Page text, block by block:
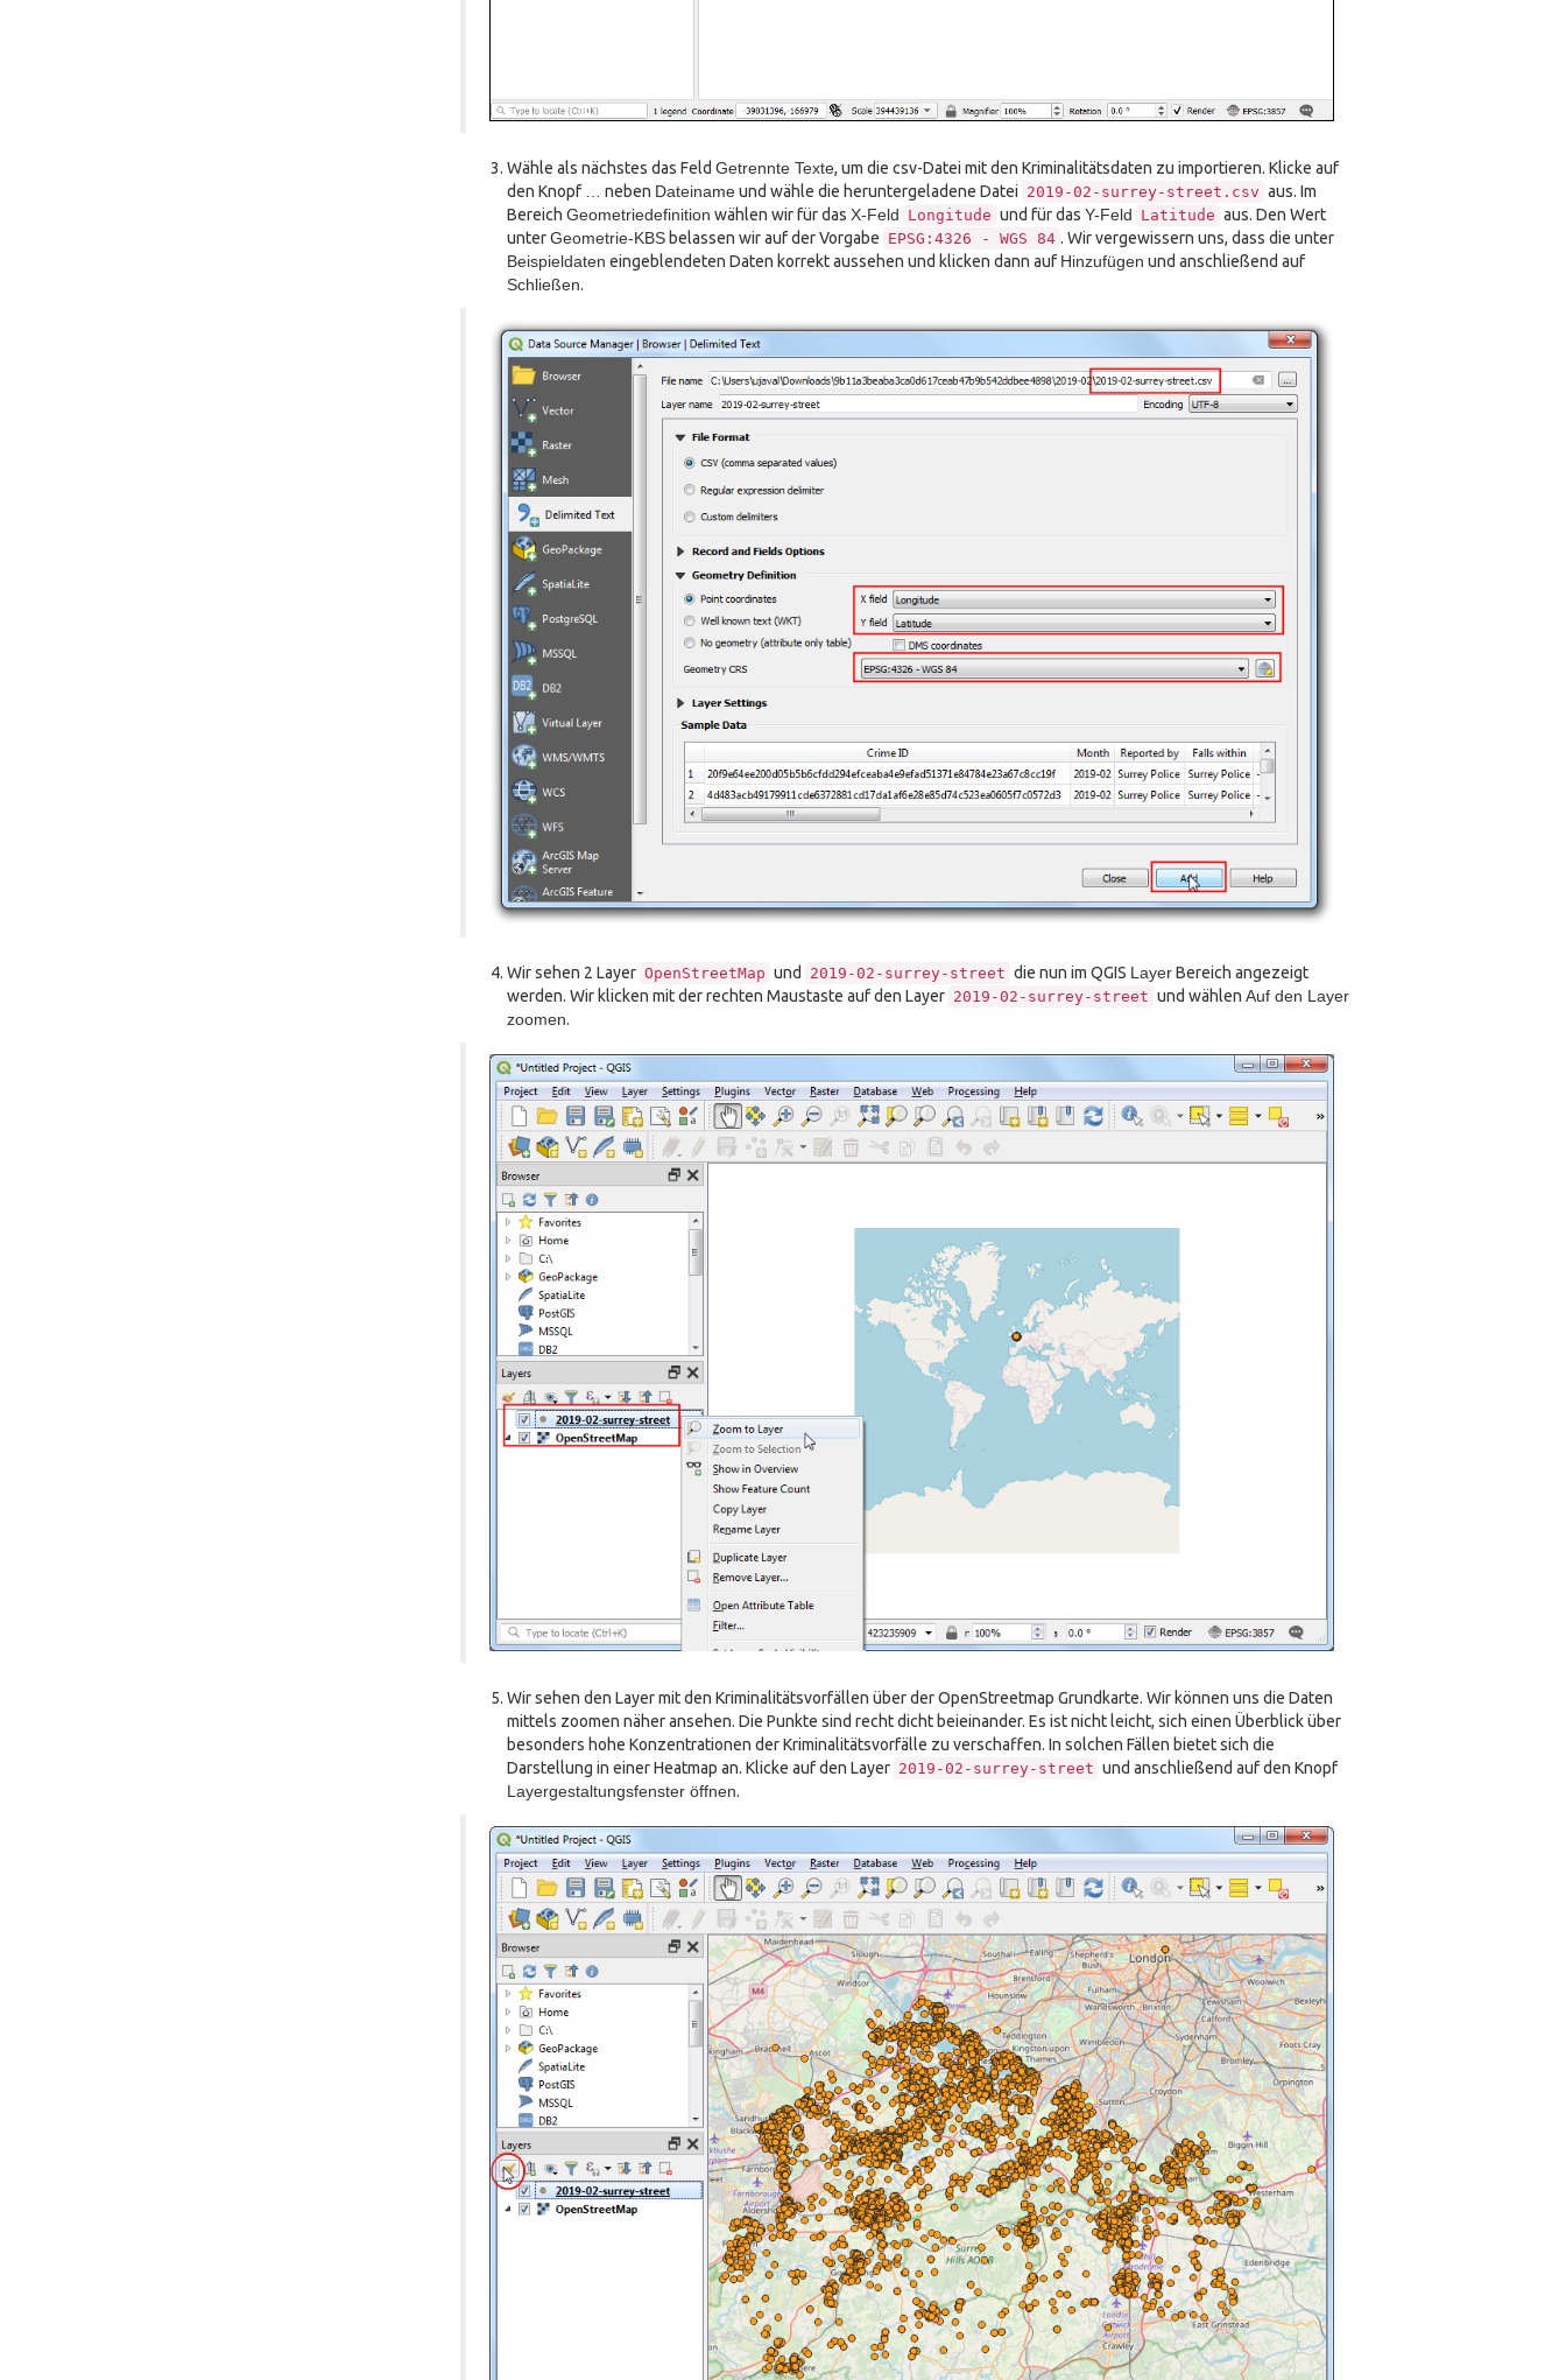
Wähle als nächstes das Feld Getrennte Texte, um die csv-Datei mit den Kriminalitätsdaten zu importieren. Klicke auf
den Knopf
neben Dateinameund wähle die heruntergeladene Datei 2019-02-surrey-street.csv aus. Im
Bereich Geometriedefinition wählen wir für das X-Feld Longitude und für das Y-Feld Latitude aus. Den Wert
unterGeometrie-KBSbelassen wir auf der Vorgabe EPSG:4326 - WGS 84 . Wir vergewissern uns, dass die unter
Beispieldaten eingeblendeten Daten korrekt aussehen und klicken dann auf Hinzufügen und anschließend auf
Schließen.
Wir sehen 2 Layer OpenStreetMap und 2019-02-surrey-street die nun im QGIS LayerBereich angezeigt
werden. Wir klicken mit der rechten Maustaste auf den Layer 2019-02-surrey-street und wählen Auf den Layer
zoomen.
Wir sehen den Layer mit den Kriminalitätsvorfällen über der OpenStreetmap Grundkarte. Wir können uns die Daten
mittels zoomen näher ansehen. Die Punkte sind recht dicht beieinander. Es ist nicht leicht, sich einen Überblick über
besonders hohe Konzentrationen der Kriminalitätsvorfälle zu verschaffen. In solchen Fällen bietet sich die
Darstellung in einer Heatmap an. Klicke auf den Layer 2019-02-surrey-street und anschließend auf den Knopf
Layergestaltungsfenster öffnen.